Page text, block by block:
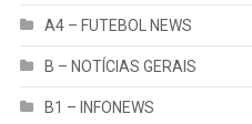
A4 – FUTEBOL NEWS
B – NOTÍCIAS GERAIS
B1 – INFONEWS